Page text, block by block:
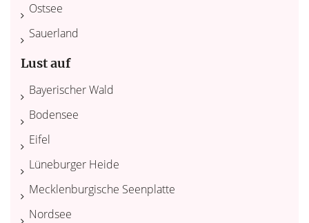
Ostsee
Sauerland
Lust auf
Bayerischer Wald
Bodensee
Eifel
Lüneburger Heide
Mecklenburgische Seenplatte
Nordsee